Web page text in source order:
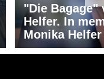
"Die Bagage"
Helfer. In
Monika Helfer